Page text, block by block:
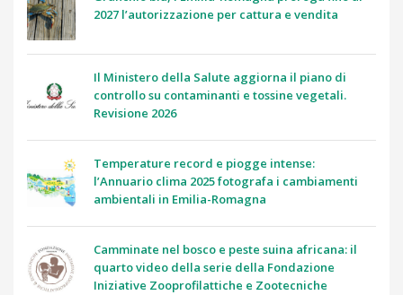
2027 l’autorizzazione per cattura e vendita
Il Ministero della Salute aggiorna il piano di
controllo su contaminanti e tossine vegetali.
Revisione 2026
Temperature record e piogge intense:
l’Annuario clima 2025 fotografa i cambiamenti
ambientali in Emilia-Romagna
Camminate nel bosco e peste suina africana: il
quarto video della serie della Fondazione
Iniziative Zooprofilattiche e Zootecniche